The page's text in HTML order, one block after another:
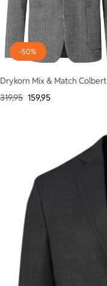
-50%
Drykorn Mix & Match Colbert
319,95 159,95